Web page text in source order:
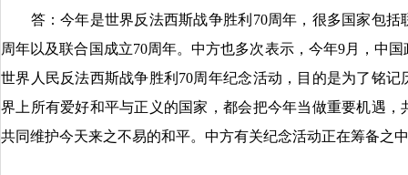
答：今年是世界反法西斯战争胜利70周年，很多国家包括
周年以及联合国成立70周年。中方也多次表示，今年9月，中
世界人民反法西斯战争胜利70周年纪念活动，目的是为了铭
界上所有爱好和平与正义的国家，都会把今年当做重要机遇
共同维护今天来之不易的和平。中方有关纪念活动正在筹备之